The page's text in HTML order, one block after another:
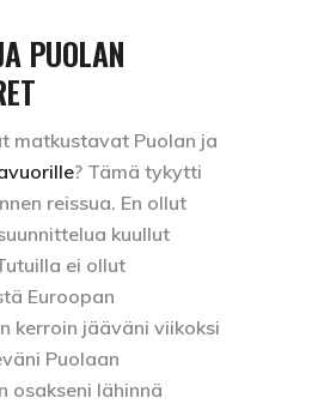
PUOLAN
matkustavat Puolan ja
? Tämä tykytti
reissua. En ollut
kuullut
ei ollut
Euroopan
kerroin jääväni viikoksi
Puolaan
osakseni lähinnä